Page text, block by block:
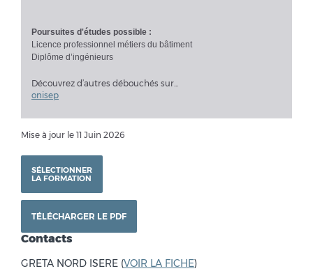
Poursuites d'études possible :
Licence professionnel métiers du bâtiment
Diplôme d’ingénieurs
Découvrez d’autres débouchés sur...
onisep
Mise à jour le 11 Juin 2026
SÉLECTIONNER
LA FORMATION
TÉLÉCHARGER LE PDF
Contacts
GRETA NORD ISERE (VOIR LA FICHE)